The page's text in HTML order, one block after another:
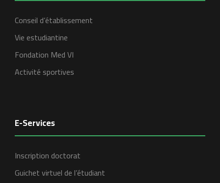
Conseil d’établissement
Vie estudiantine
Fondation Med VI
Activité sportives
E-Services
Inscription doctorat
Guichet virtuel de l’étudiant